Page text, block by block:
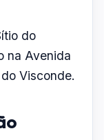
do
na Avenida
Visconde.